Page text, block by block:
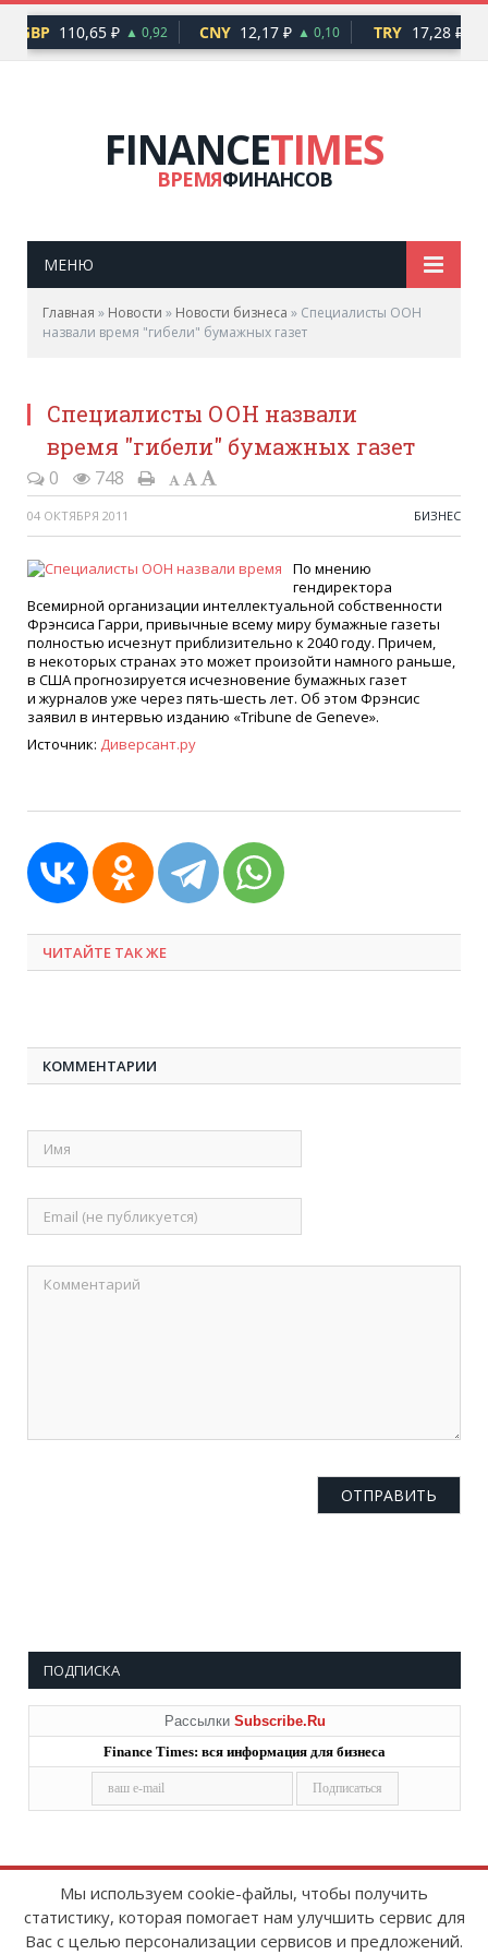
GBP 110,65 ₽ ▲ 0,92 CNY 12,17 ₽ ▲ 0,10 TRY 17,28 ₽
FINANCETIMES
ВРЕМЯФИНАНСОВ
МЕНЮ
Главная » Новости » Новости бизнеса » Специалисты ООН
назвали время "гибели" бумажных газет
Специалисты ООН назвали
время "гибели" бумажных газет
0 748
04 ОКТЯБРЯ 2011 БИЗНЕС
По мнению
гендиректора
Всемирной организации интеллектуальной собственности
Фрэнсиса Гарри, привычные всему миру бумажные газеты
полностью исчезнут приблизительно к 2040 году. Причем,
в некоторых странах это может произойти намного раньше,
в США прогнозируется исчезновение бумажных газет
и журналов уже через пять-шесть лет. Об этом Фрэнсис
заявил в интервью изданию «Tribune de Geneve».
Источник: Диверсант.ру
ЧИТАЙТЕ ТАК ЖЕ
КОММЕНТАРИИ
ПОДПИСКА
Рассылки Subscribe.Ru
Finance Times: вся информация для бизнеса
Copyright © 2008-2026FinanceTimes
Зарегистрировано в Роскомнадзоре
Мы используем cookie-файлы, чтобы получить
статистику, которая помогает нам улучшить сервис для
Вас с целью персонализации сервисов и предложений.